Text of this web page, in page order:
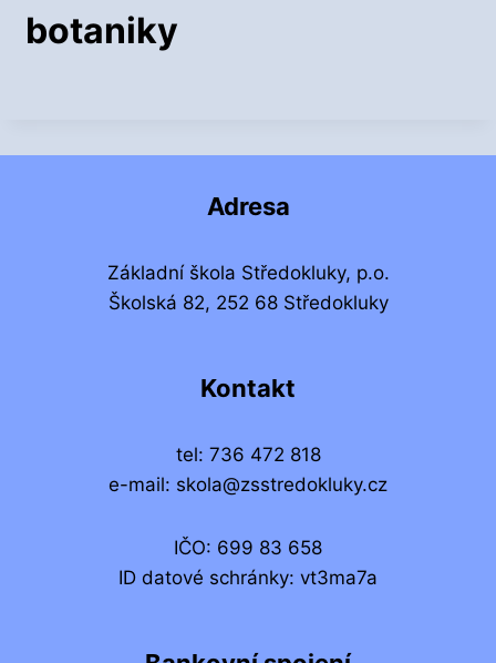
botaniky
Adresa
Základní škola Středokluky, p.o.
Školská 82, 252 68 Středokluky
Kontakt
tel: 736 472 818
e-mail: skola@zsstredokluky.cz
IČO: 699 83 658
ID datové schránky: vt3ma7a